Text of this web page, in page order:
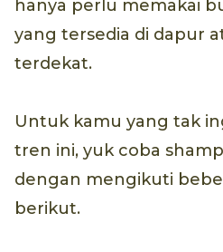
hanya perlu memakai
yang tersedia di dapur
terdekat.
Untuk kamu yang tak
tren ini, yuk coba
dengan mengikuti
berikut.